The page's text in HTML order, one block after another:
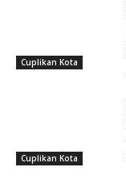
Cuplikan Kota
Cuplikan Kota